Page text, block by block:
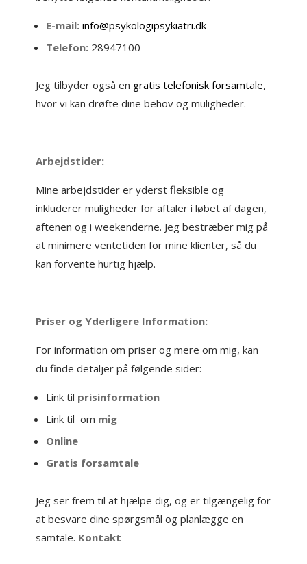
E-mail: info@psykologipsykiatri.dk
Telefon: 28947100
Jeg tilbyder også en gratis telefonisk forsamtale,
hvor vi kan drøfte dine behov og muligheder.
Arbejdstider:
Mine arbejdstider er yderst fleksible og
inkluderer muligheder for aftaler i løbet af dagen,
aftenen og i weekenderne. Jeg bestræber mig på
at minimere ventetiden for mine klienter, så du
kan forvente hurtig hjælp.
Priser og Yderligere Information:
For information om priser og mere om mig, kan
du finde detaljer på følgende sider:
Link til prisinformation
Link til om mig
Online
Gratis forsamtale
Jeg ser frem til at hjælpe dig, og er tilgængelig for
at besvare dine spørgsmål og planlægge en
samtale. Kontakt